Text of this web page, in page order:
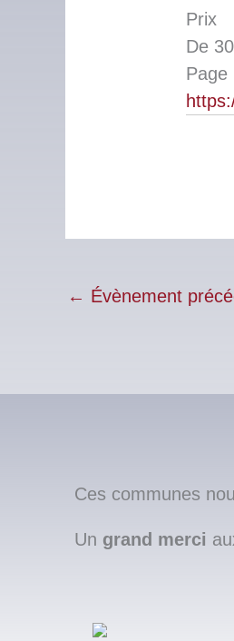
Prix
De
Page
← Évènement
Ces communes
Un grand merci